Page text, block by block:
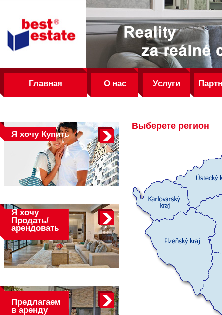
best
estate
Главная О нас Услуги
Я хочуКупить
Я хочу
Продать/
арендовать
Предлагаем
в аренду
Выберете регион